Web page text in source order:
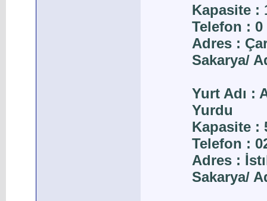
Kapasite :
Telefon : 0
Adres :
Sakarya/
Yurt Adı :
Yurdu
Kapasite :
Telefon :
Adres :
Sakarya/